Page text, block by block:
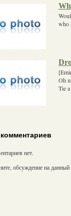
who
Oh
Tie a
нет.
обсуждение на